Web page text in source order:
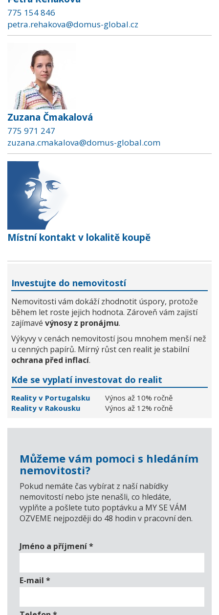
775 154 846
petra.rehakova@domus-global.cz
Zuzana Čmakalová
775 971 247
zuzana.cmakalova@domus-global.com
Místní kontakt v lokalitě koupě
Investujte do nemovitostí
Nemovitosti vám dokáží zhodnotit úspory, protože
během let roste jejich hodnota. Zároveň vám zajistí
zajímavé výnosy z pronájmu.
Výkyvy v cenách nemovitostí jsou mnohem menší než
u cenných papírů. Mírný růst cen realit je stabilní
ochrana před inflací.
Kde se vyplatí investovat do realit
Reality v Portugalsku
Výnos až 10% ročně
Reality v Rakousku
Výnos až 12% ročně
Můžeme vám pomoci s hledáním
nemovitosti?
Pokud nemáte čas vybírat z naší nabídky
nemovitostí nebo jste nenašli, co hledáte,
vyplňte a pošlete tuto poptávku a MY SE VÁM
OZVEME nejpozději do 48 hodin v pracovní den.
Jméno a příjmení*
E-mail *